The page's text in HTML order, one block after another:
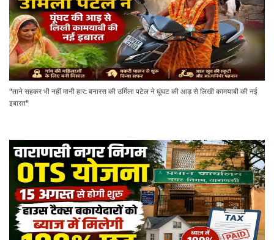
"ताने सहकर भी नहीं मानी हार: बनारस की उर्मिला पटेल ने घूंघट की आड़ से लिखी कामयाबी की नई
इबारत"